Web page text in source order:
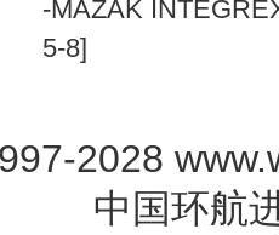
-MAZAK
5-8]
2028
中国环航